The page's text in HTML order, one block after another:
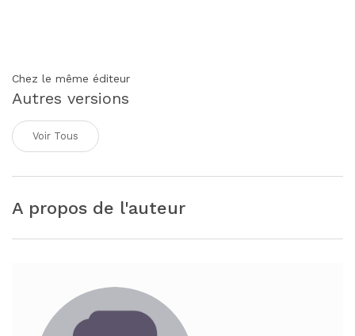
Chez le même éditeur
Autres versions
Voir Tous
A propos de l'auteur